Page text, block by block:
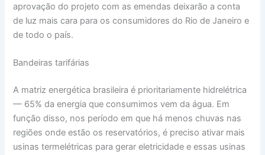
aprovação do projeto com as emendas deixarão a conta
de luz mais cara para os consumidores do Rio de Janeiro e
de todo o país.
Bandeiras tarifárias
A matriz energética brasileira é prioritariamente hidrelétrica
— 65% da energia que consumimos vem da água. Em
função disso, nos período em que há menos chuvas nas
regiões onde estão os reservatórios, é preciso ativar mais
usinas termelétricas para gerar eletricidade e essas usinas